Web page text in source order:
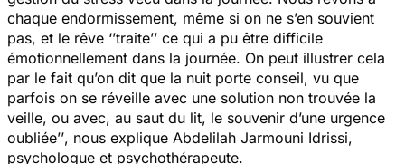
chaque endormissement, même si on ne s’en souvient
pas, et le rêve ‘’traite’’ ce qui a pu être difficile
émotionnellement dans la journée. On peut illustrer cela
par le fait qu’on dit que la nuit porte conseil, vu que
parfois on se réveille avec une solution non trouvée la
veille, ou avec, au saut du lit, le souvenir d’une urgence
oubliée’’, nous explique Abdelilah Jarmouni Idrissi,
psychologue et psychothérapeute.